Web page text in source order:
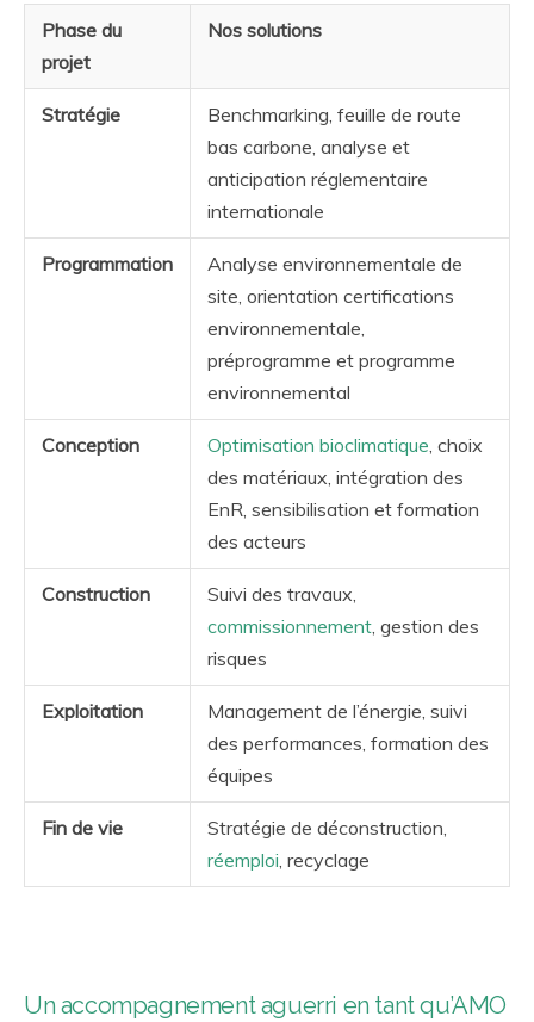
Phase du
projet
Nos solutions
Stratégie
Benchmarking, feuille de route
bas carbone, analyse et
anticipation réglementaire
internationale
Programmation
Analyse environnementale de
site, orientation certifications
environnementale,
préprogramme et programme
environnemental
Conception Optimisation bioclimatique , choix
des matériaux, intégration des
EnR, sensibilisation et formation
des acteurs
Construction
Suivi des travaux,
commissionnement , gestion des
risques
Exploitation
Management de l’énergie, suivi
des performances, formation des
équipes
Fin de vie
Stratégie de déconstruction,
réemploi , recyclage
Un accompagnement aguerri en tant qu’AMO